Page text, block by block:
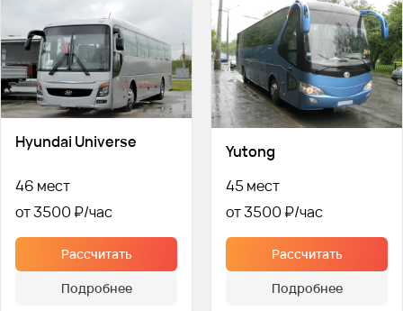
Hyundai Universe
46 мест
от 3500 ₽
Рассчитать
Подробнее
Yutong
45 мест
от 3500 ₽
Рассчитать
Подробнее